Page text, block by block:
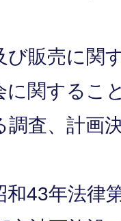
び販売に関
に関するこ
調査、計画
和43年法律